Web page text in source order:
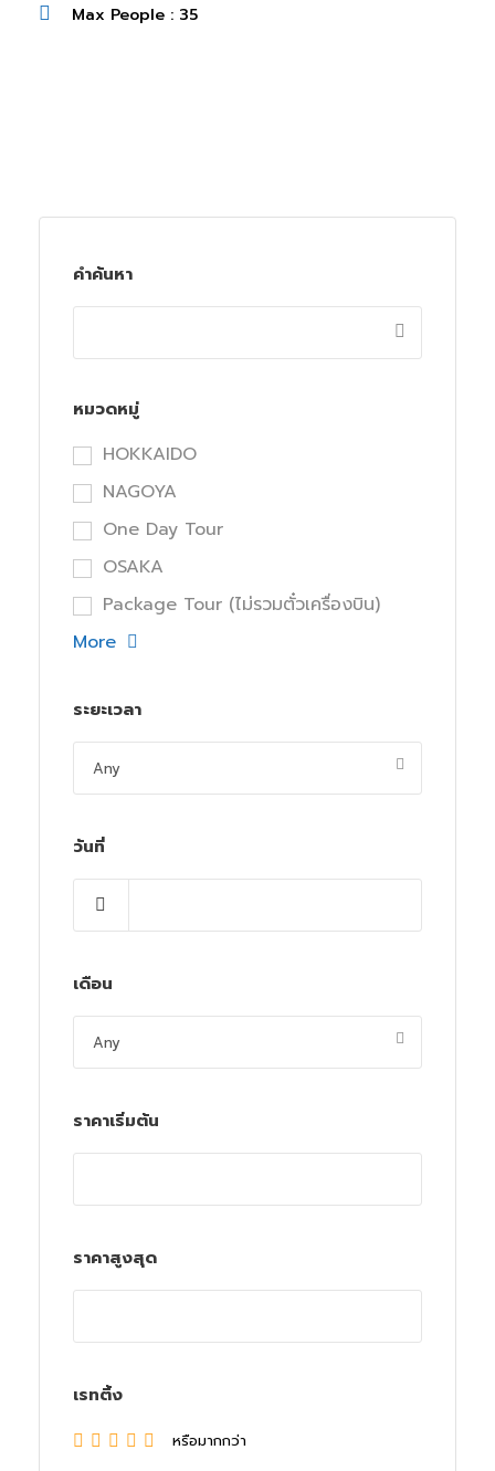
Max People : 35
คำค้นหา
หมวดหมู่
HOKKAIDO
NAGOYA
One Day Tour
OSAKA
Package Tour (ไม่รวมตั๋วเครื่องบิน)
More
ระยะเวลา
วันที่
เดือน
ราคาเริ่มต้น
ราคาสูงสุด
เรทติ้ง
หรือมากกว่า